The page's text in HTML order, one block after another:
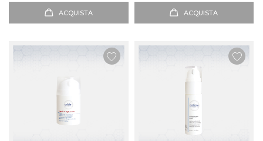
ACQUISTA ACQUISTA